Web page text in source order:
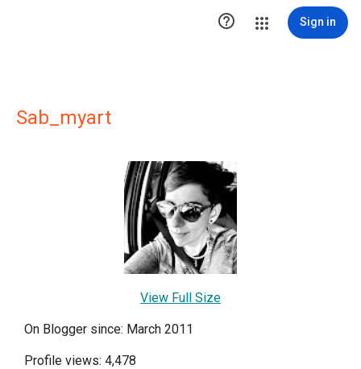
 Sign in
Sab_myart
View Full Size
On Blogger since: March 2011
Profile views: 4,478